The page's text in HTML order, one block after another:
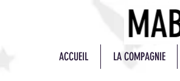
ACCUEIL LA COMPAGNIE